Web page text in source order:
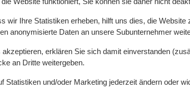
in einem charmanten Häuschen unweit der
im Grünen zurückziehen? Ferienhäuser für
verfügbar.
wir Ihre Statistiken erheben, hilft uns dies, die Website
anonymisierte Daten an unsere Subunternehmer
erklären Sie sich damit einverstanden
an Dritte weitergeben.
Statistiken und/oder Marketing jederzeit ändern oder